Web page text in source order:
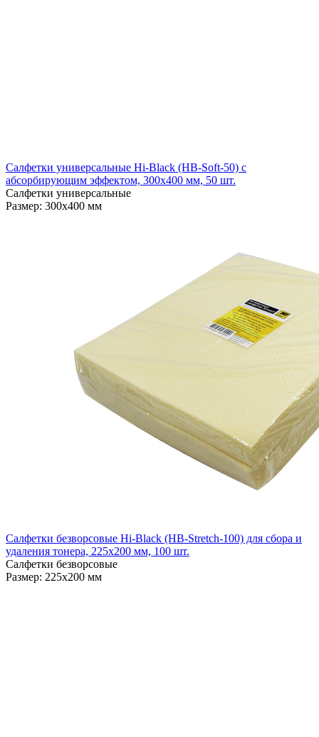
Салфетки универсальные Hi-Black (HB-Soft-50) с
абсорбирующим эффектом, 300х400 мм, 50 шт.
Салфетки универсальные
Размер: 300х400 мм
Салфетки безворсовые Hi-Black (HB-Stretch-100) для сбора и
удаления тонера, 225х200 мм, 100 шт.
Салфетки безворсовые
Размер: 225х200 мм